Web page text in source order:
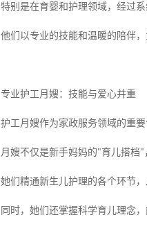
特别是在育婴和护理领域，经过
他们以专业的技能和温暖的陪伴
专业护工月嫂：技能与爱心并重
护工月嫂作为家政服务领域的重
月嫂不仅是新手妈妈的"育儿搭档"
她们精通新生儿护理的各个环节
同时，她们还掌握科学育儿理念